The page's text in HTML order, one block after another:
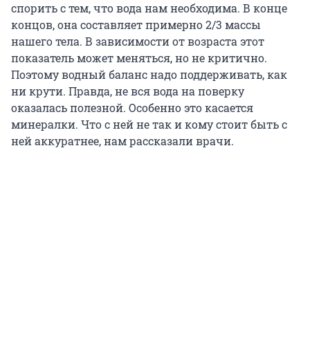
спорить с тем, что вода нам необходима. В конце
концов, она составляет примерно 2/3 массы
нашего тела. В зависимости от возраста этот
показатель может меняться, но не критично.
Поэтому водный баланс надо поддерживать, как
ни крути. Правда, не вся вода на поверку
оказалась полезной. Особенно это касается
минералки. Что с ней не так и кому стоит быть с
ней аккуратнее, нам рассказали врачи.